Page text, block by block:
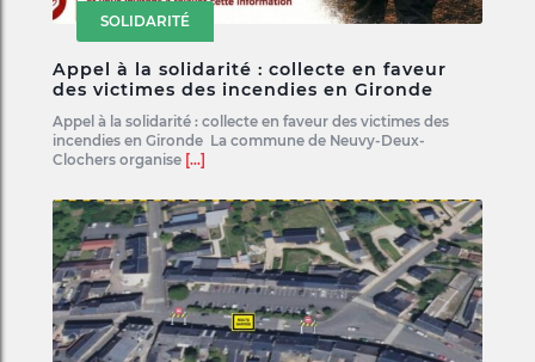
SOLIDARITÉ
Appel à la solidarité : collecte en faveur
des victimes des incendies en Gironde
Appel à la solidarité : collecte en faveur des victimes des
incendies en Gironde La commune de Neuvy-Deux-
Clochers organise [...]